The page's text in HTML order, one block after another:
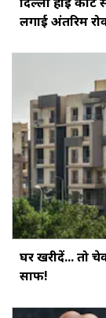
लगाई अंतरिम
घर खरीदें... तो
साफ!